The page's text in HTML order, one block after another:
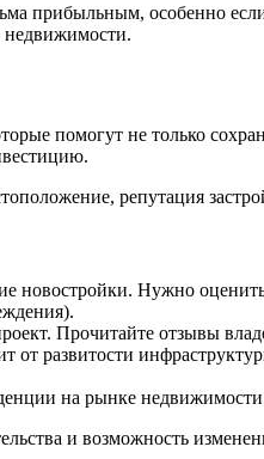
прибыльным, особенно
недвижимости.
помогут не только
репутация
новостройки. Нужно
Прочитайте отзывы
развитости
на рынке
и возможность